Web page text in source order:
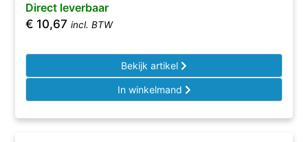
Direct leverbaar
€ 10,67 incl. BTW
Bekijk artikel
In winkelmand